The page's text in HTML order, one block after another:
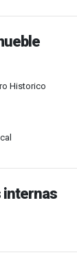
Historico
internas